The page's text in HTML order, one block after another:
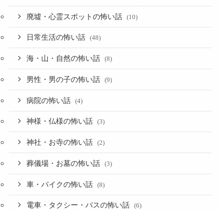
廃墟・心霊スポットの怖い話 (10)
日常生活の怖い話 (48)
海・山・自然の怖い話 (8)
男性・男の子の怖い話 (9)
病院の怖い話 (4)
神様・仏様の怖い話 (3)
神社・お寺の怖い話 (2)
葬儀場・お墓の怖い話 (3)
車・バイクの怖い話 (8)
電車・タクシー・バスの怖い話 (6)